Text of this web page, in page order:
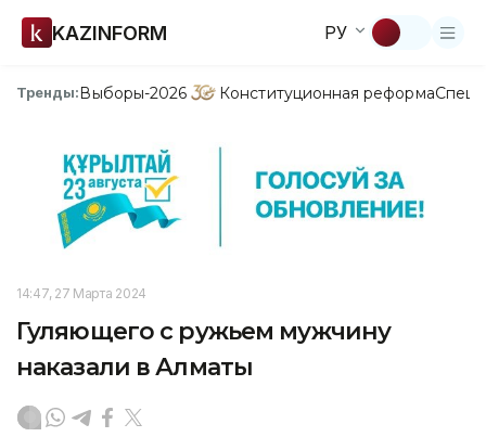
KAZINFORM РУ
Тренды:Выборы-2026 Конституционная реформа
14:47, 27 Марта 2024
Гуляющего с ружьем мужчину
наказали в Алматы